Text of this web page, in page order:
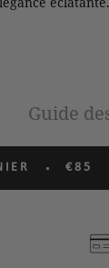
Guide
€85